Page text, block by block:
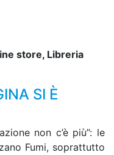
store, Libreria
SI È
non c’è più”: le
Fumi, soprattutto